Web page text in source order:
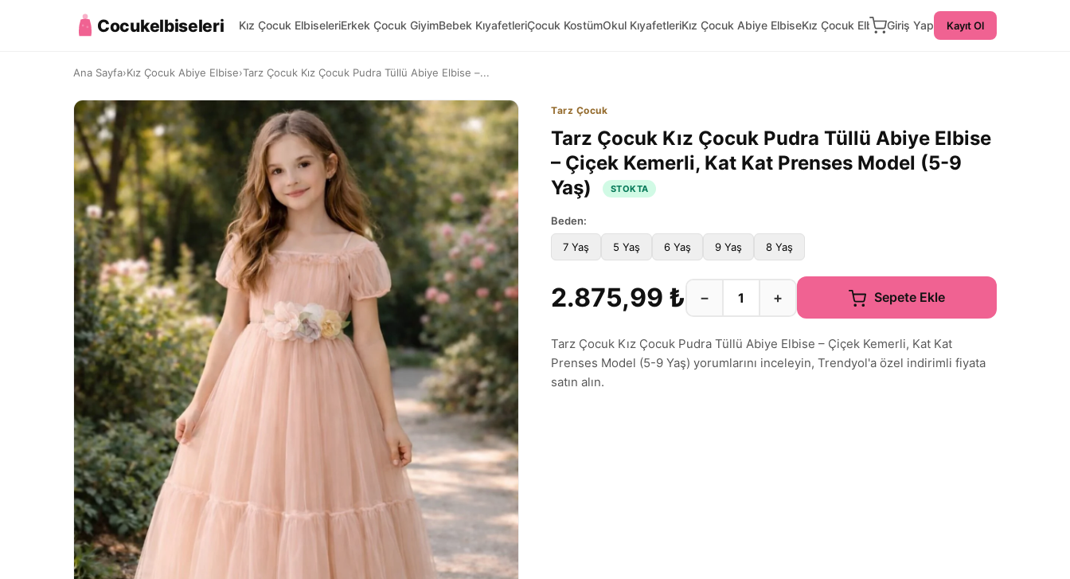
Cocukelbiseleri Kız Çocuk ElbiseleriErkek Çocuk GiyimBebek KıyafetleriÇocuk KostümOkul KıyafetleriKız Çocuk Abiye ElbiseKız Çocuk ElbiseGiriş Yap Kayıt Ol
Ana Sayfa›Kız Çocuk Abiye Elbise›Tarz Çocuk Kız Çocuk Pudra Tüllü Abiye Elbise –...
Tarz Çocuk
Tarz Çocuk Kız Çocuk Pudra Tüllü Abiye Elbise
– Çiçek Kemerli, Kat Kat Prenses Model (5-9
Yaş)
STOKTA
Beden:
7 Yaş 5 Yaş 6 Yaş 9 Yaş 8 Yaş
2.875,99 ₺ − + Sepete Ekle
Tarz Çocuk Kız Çocuk Pudra Tüllü Abiye Elbise – Çiçek Kemerli, Kat Kat
Prenses Model (5-9 Yaş) yorumlarını inceleyin, Trendyol'a özel indirimli fiyata
satın alın.